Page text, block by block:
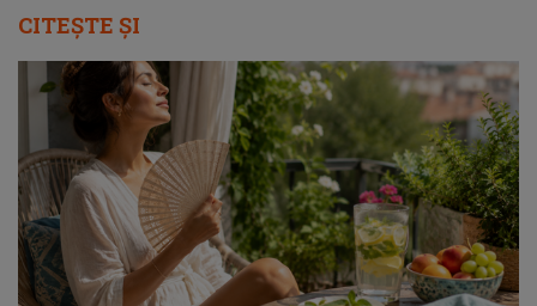
CITEȘTE ȘI